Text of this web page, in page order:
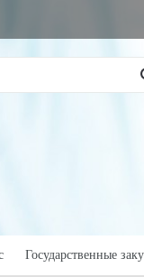
Государственные